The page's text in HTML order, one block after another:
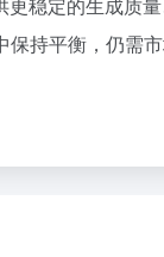
持平衡，仍需市